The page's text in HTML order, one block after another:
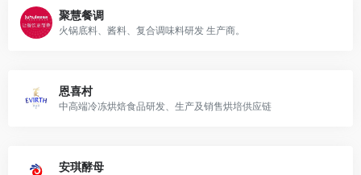
聚慧餐调
火锅底料、酱料、复合调味料研发 生产商。
恩喜村
中高端冷冻烘焙食品研发、生产及销售烘培供应链
安琪酵母